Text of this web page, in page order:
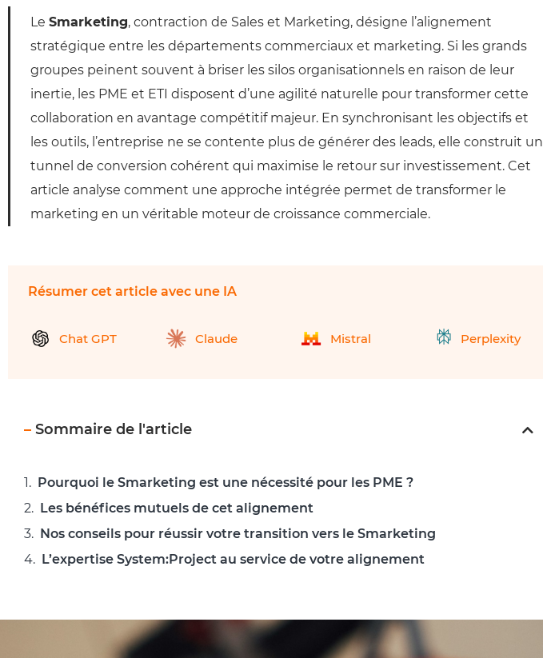
Le Smarketing, contraction de Sales et Marketing, désigne l’alignement
stratégique entre les départements commerciaux et marketing. Si les grands
groupes peinent souvent à briser les silos organisationnels en raison de leur
inertie, les PME et ETI disposent d’une agilité naturelle pour transformer cette
collaboration en avantage compétitif majeur. En synchronisant les objectifs et
les outils, l’entreprise ne se contente plus de générer des leads, elle construit un
tunnel de conversion cohérent qui maximise le retour sur investissement. Cet
article analyse comment une approche intégrée permet de transformer le
marketing en un véritable moteur de croissance commerciale.
Résumer cet article avec une IA
Chat GPT Claude Mistral Perplexity
– Sommaire de l'article
Pourquoi le Smarketing est une nécessité pour les PME ?
Les bénéfices mutuels de cet alignement
Nos conseils pour réussir votre transition vers le Smarketing
L’expertise System:Project au service de votre alignement